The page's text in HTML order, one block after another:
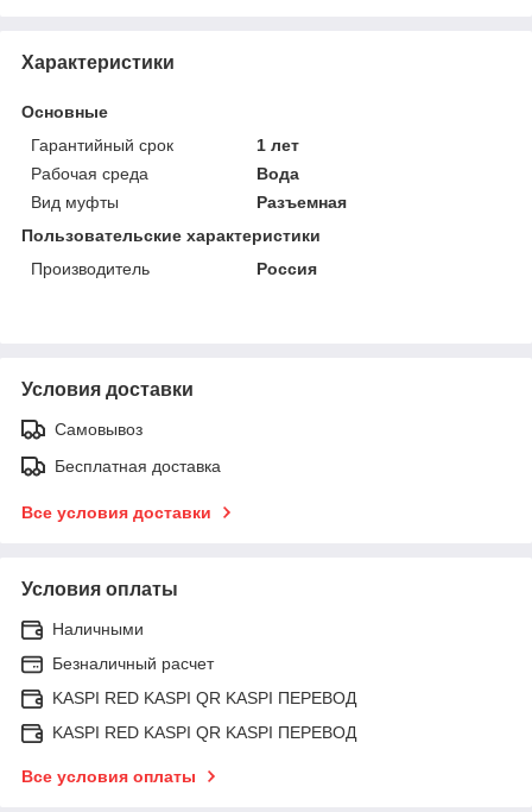
Характеристики
Основные
Гарантийный срок
1 лет
Рабочая среда
Вода
Вид муфты
Разъемная
Пользовательские характеристики
Производитель
Россия
Условия доставки
Самовывоз
Бесплатная доставка
Все условия доставки
Условия оплаты
Наличными
Безналичный расчет
KASPI RED KASPI QR KASPI ПЕРЕВОД
KASPI RED KASPI QR KASPI ПЕРЕВОД
Все условия оплаты